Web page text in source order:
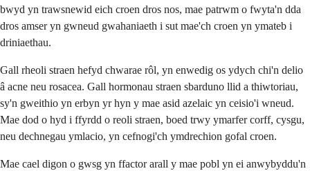
bwyd yn trawsnewid eich croen dros nos, mae patrwm o fwyta'n dda
dros amser yn gwneud gwahaniaeth i sut mae'ch croen yn ymateb i
driniaethau.
Gall rheoli straen hefyd chwarae rôl, yn enwedig os ydych chi'n delio
â acne neu rosacea. Gall hormonau straen sbarduno llid a thiwtoriau,
sy'n gweithio yn erbyn yr hyn y mae asid azelaic yn ceisio'i wneud.
Mae dod o hyd i ffyrdd o reoli straen, boed trwy ymarfer corff, cysgu,
neu dechnegau ymlacio, yn cefnogi'ch ymdrechion gofal croen.
Mae cael digon o gwsg yn ffactor arall y mae pobl yn ei anwybyddu'n